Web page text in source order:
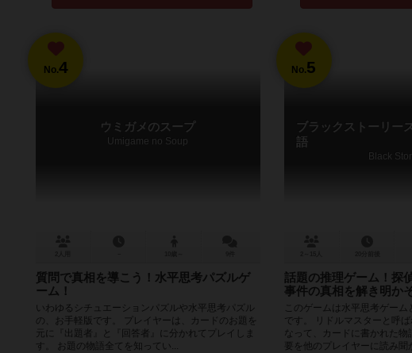
No.4
ウミガメのスープ
Umigame no Soup
質問で真相を導こう！水平思考パズルゲ
ーム！
いわゆるシチュエーションパズルや水平思考パズル
の、お手軽版です。 プレイヤーは、カードのお題を
元に『出題者』と『回答者』に分かれてプレイしま
す。 お題の物語全てを知ってい...
No.5
ブラックストーリー
語
Black
話題の推理ゲーム！探
事件の真相を解き明か
このゲームは水平思考ゲー
です。 リドルマスターと呼
なって、カードに書かれた物
要を他のプレイヤーに読み聞